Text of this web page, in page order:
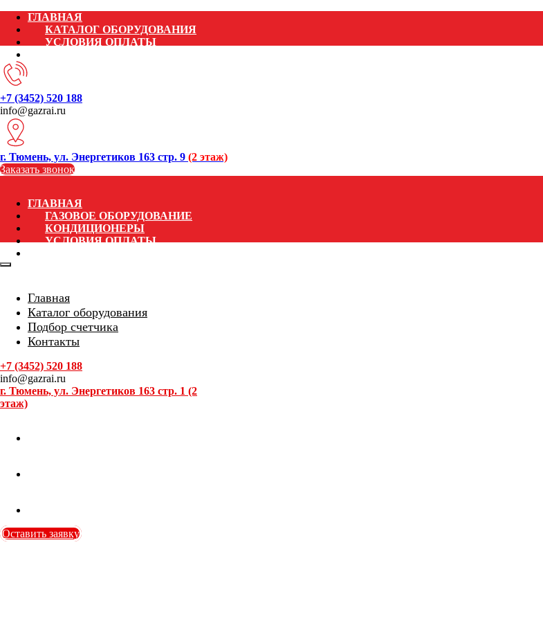
ГЛАВНАЯ
КАТАЛОГ ОБОРУДОВАНИЯ
УСЛОВИЯ ОПЛАТЫ
+7 (3452) 520 188
info@gazrai.ru
г. Тюмень, ул. Энергетиков 163 стр. 9 (2 этаж)
Заказать звонок
ГЛАВНАЯ
ГАЗОВОЕ ОБОРУДОВАНИЕ
КОНДИЦИОНЕРЫ
УСЛОВИЯ ОПЛАТЫ
Главная
Каталог оборудования
Подбор счетчика
Контакты
+7 (3452) 520 188
info@gazrai.ru
г. Тюмень, ул. Энергетиков 163 стр. 1 (2
этаж)
Оставить заявку